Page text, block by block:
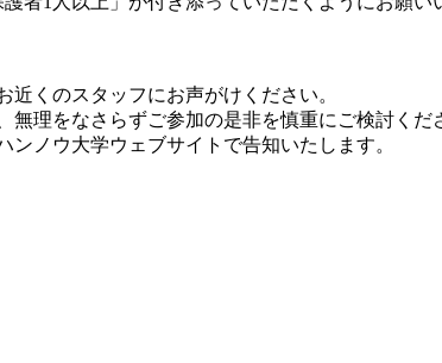
くのスタッフにお声がけください。
理をなさらずご参加の是非を慎重にご検討くだ
ノウ大学ウェブサイトで告知いたします。